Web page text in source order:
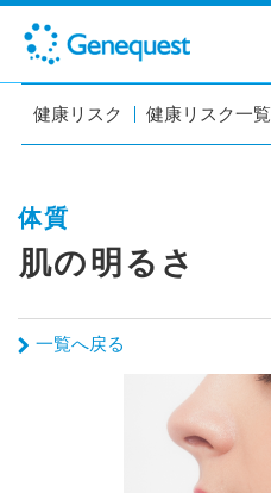
健康リスク 健康リスク一覧
体質
肌の明るさ
一覧へ戻る